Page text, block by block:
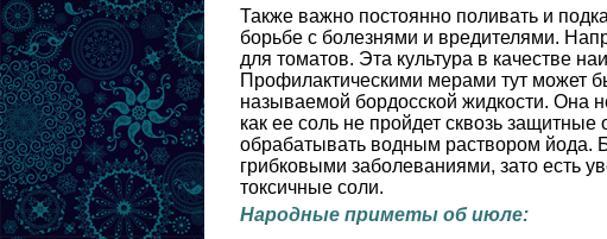
Также важно постоянно поливать и
борьбе с болезнями и вредителями.
для томатов. Эта культура в качестве
Профилактическими мерами тут может
называемой бордосской жидкости. Она
как ее соль не пройдет сквозь
обрабатывать водным раствором йода.
грибковыми заболеваниями, зато есть
токсичные соли.
Народные приметы об июле: